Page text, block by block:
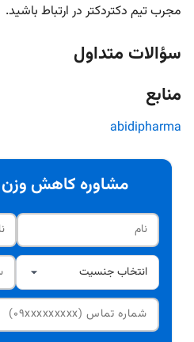
مجرب تیم دکتردکتر در ارتباط باشید.
سؤالات متداول
منابع
abidipharma
مشاوره کاهش وزن